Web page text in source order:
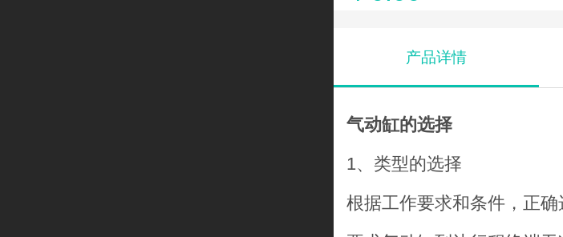
产品详情
气动缸的选择
1、类型的选择
根据工作要求和条件，正确